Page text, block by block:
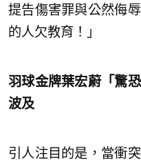
提告傷害罪與公然侮
的人欠教育！」
羽球金牌葉宏蔚「驚
波及
引人注目的是，當衝